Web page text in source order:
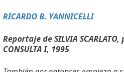
RICARDO B. YANNICELLI
Reportaje de SILVIA
CONSULTA I, 1995